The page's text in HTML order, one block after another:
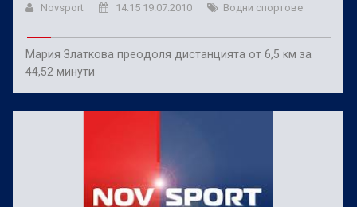
Novsport 14:15 19.07.2010 Водни спортове
Мария Златкова преодоля дистанцията от 6,5 км за
44,52 минути